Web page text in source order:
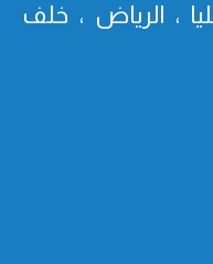
، الرياض ، خلف